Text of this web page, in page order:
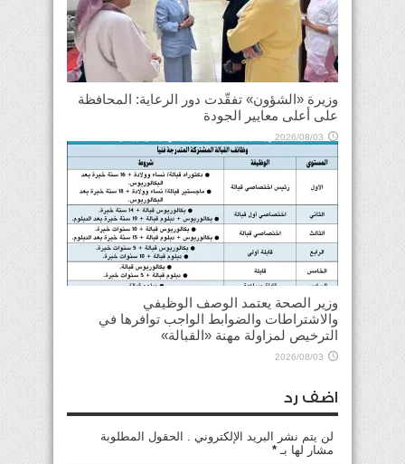
وزيرة «الشؤون» تفقّدت دور الرعاية: المحافظة
على أعلى معايير الجودة
2026/08/03
وزير الصحة يعتمد الوصف الوظيفي
والاشتراطات والضوابط الواجب توافرها في
الترخيص لمزاولة مهنة «القبالة»
2026/08/03
اضف رد
لن يتم نشر البريد الإلكتروني . الحقول المطلوبة
مشار لها بـ *